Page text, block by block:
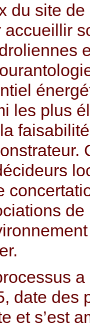
du site
accueillir
les plus
date des
et s’est